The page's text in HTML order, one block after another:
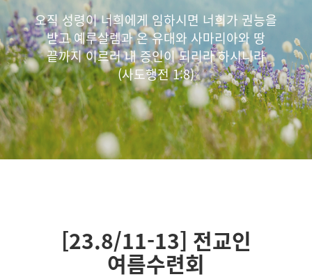
오직 성령이 너희에게 임하시면 너희가 권능을
받고 예루살렘과 온 유대와 사마리아와 땅
끝까지 이르러 내 증인이 되리라 하시니라
(사도행전 1:8)
[23.8/11-13] 전교인
여름수련회